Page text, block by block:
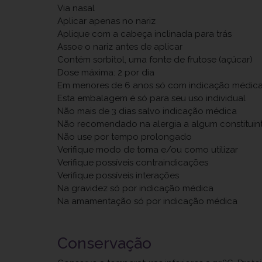
Via nasal
Aplicar apenas no nariz
Aplique com a cabeça inclinada para trás
Assoe o nariz antes de aplicar
Contém sorbitol, uma fonte de frutose (açúcar)
Dose máxima: 2 por dia
Em menores de 6 anos só com indicação
Esta embalagem é só para seu uso individual
Não mais de 3 dias salvo indicação médica
Não recomendado na alergia a algum
Não use por tempo prolongado
Verifique modo de toma e/ou como utilizar
Verifique possíveis contraindicações
Verifique possíveis interações
Na gravidez só por indicação médica
Na amamentação só por indicação médica
Conservação